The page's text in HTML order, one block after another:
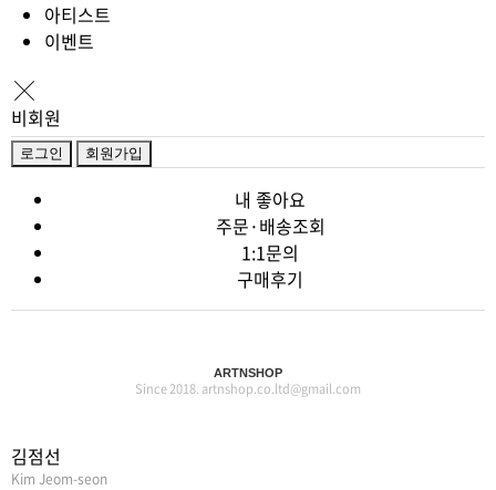
아티스트
이벤트
비회원
로그인 회원가입
내 좋아요
주문·배송조회
1:1문의
구매후기
ARTNSHOP
Since 2018. artnshop.co.ltd@gmail.com
김점선
Kim Jeom-seon